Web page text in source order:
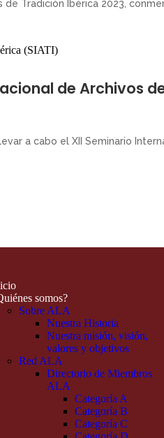
Tradición Ibérica 2023,
de Archivos
a cabo el XII Seminario
somos?
Sobre ALA
Nuestra Historia
Nuestra misión, visión,
valores y objetivos
Red ALA
Directorio de Miembros
ALA
Categoría A
Categoría B
Categoría C